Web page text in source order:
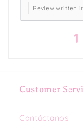
Review written
1
Customer
Contáctanos